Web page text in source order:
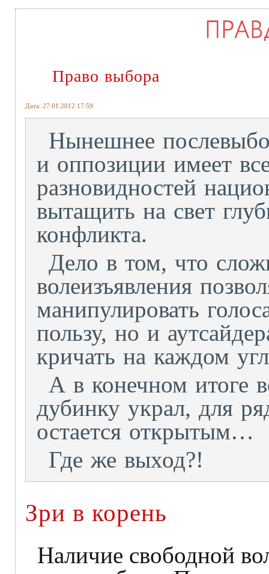
Право выбора
Дата: 27.01.2012 17:59
Нынешнее
и оппозиции имеет
разновидностей
вытащить на свет
конфликта.
Дело в том, что
волеизъявления
манипулировать
пользу, но и
кричать на каждом
А в конечном итоге
дубинку украл, для
остается открытым…
Где же выход?!
Зри в корень
Наличие свободной